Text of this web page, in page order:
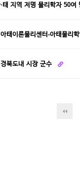
태 지역 저명 물리학자 50여
태이론물리센터-아태물리
북도내 시장 군수